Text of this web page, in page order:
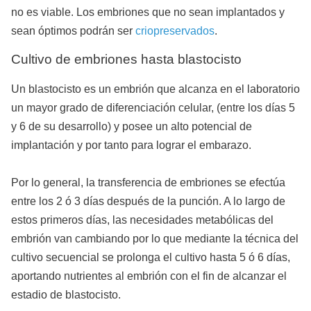
no es viable. Los embriones que no sean implantados y
sean óptimos podrán ser criopreservados.
Cultivo de embriones hasta blastocisto
Un blastocisto es un embrión que alcanza en el laboratorio
un mayor grado de diferenciación celular, (entre los días 5
y 6 de su desarrollo) y posee un alto potencial de
implantación y por tanto para lograr el embarazo.
Por lo general, la transferencia de embriones se efectúa
entre los 2 ó 3 días después de la punción. A lo largo de
estos primeros días, las necesidades metabólicas del
embrión van cambiando por lo que mediante la técnica del
cultivo secuencial se prolonga el cultivo hasta 5 ó 6 días,
aportando nutrientes al embrión con el fin de alcanzar el
estadio de blastocisto.